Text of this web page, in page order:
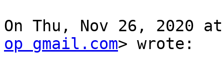
On Thu, Nov 26, 2020
op gmail.com> wrote: